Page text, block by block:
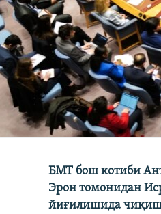
БМТ бош котиби
Эрон томонидан
йиғилишида чиқиш